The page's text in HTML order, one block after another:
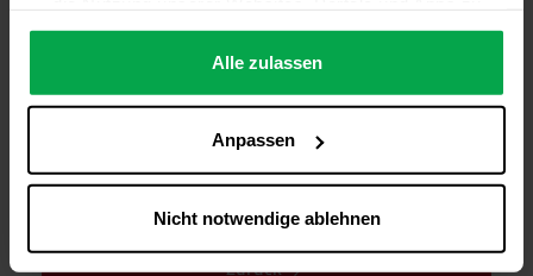
ermöglichen (technisch notwendige Cookies),
die Leistung und Nutzung unserer Dienste zu
analysieren (Statistik-Cookies),
(Personalisierungs-Cookies)
Werbung in Übereinstimmung mit Ihren Interessen
Alle zulassen
Anpassen
Nicht notwendige ablehnen
Die Wasserstoff-Tankstelle in Münster-Amelsbüren wurde 2016
Download Pressemitteilung
Zurück